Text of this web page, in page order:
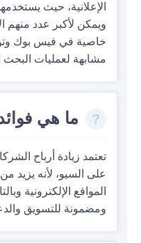
الإعلانية، حيث
ويمكن لأكبر عدد منهم
خاصية في فيس بوك
مشابهة لعمليات
ما هي
تعتمد زيادة أرباح
على السيو، لأنه يزيد
المواقع الإلكترونية
ومضمونة للتسويق